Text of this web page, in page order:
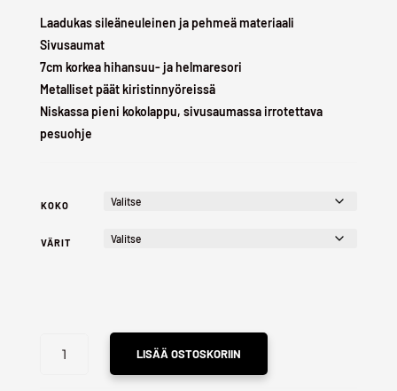
Laadukas sileäneuleinen ja pehmeä materiaali
Sivusaumat
7cm korkea hihansuu- ja helmaresori
Metalliset päät kiristinnyöreissä
Niskassa pieni kokolappu, sivusaumassa irrotettava
pesuohje
KOKO
VÄRIT
TAMPERE
LISÄÄ OSTOSKORIIN